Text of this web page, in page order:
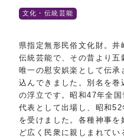
文化・伝統芸能
県指定無形民俗文化財。
伝統芸能で、その昔より五
唯一の慰安娯楽として伝承
込んできました。別名を
の浮立です。昭和47年全
代表として出場し、昭和
を受けました。各種神事
ど広く民衆に親しまれて